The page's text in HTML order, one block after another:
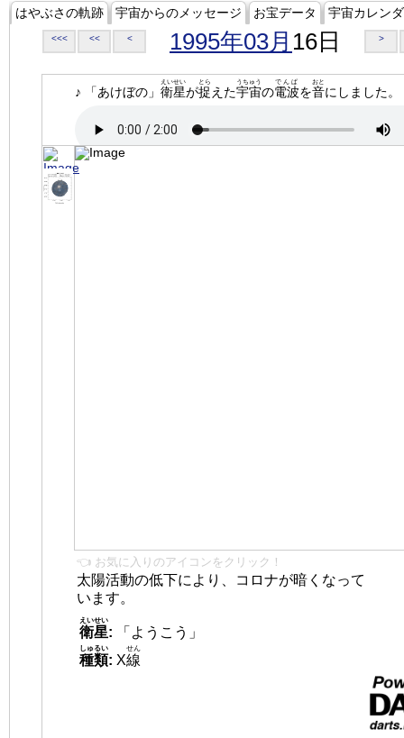
はやぶさの軌跡 宇宙からのメッセージ お宝データ 宇宙カレン
<<< << < 1995年03月 16日 >
♪ 「あけぼの」 衛星
えいせい
が捉
とら
えた宇宙
うちゅう
の電波
でんぱ
を音
おと
にしました。
👈 お気に入りのアイコンをクリック！
太陽活動の低下により、コロナが暗くなって
います。
衛星
えいせい
:
「ようこう」
種類
しゅるい
: X線
せん